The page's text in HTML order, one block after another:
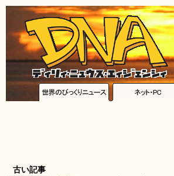
古い記事